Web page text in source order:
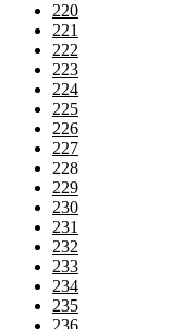
220
221
222
223
224
225
226
227
228
229
230
231
232
233
234
235